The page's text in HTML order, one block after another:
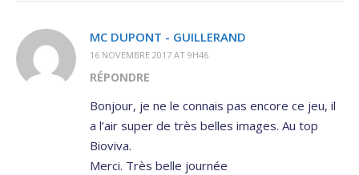
MC DUPONT - GUILLERAND
16 NOVEMBRE 2017 AT 9H46
RÉPONDRE
Bonjour, je ne le connais pas encore ce jeu, il
a l’air super de très belles images. Au top
Bioviva.
Merci. Très belle journée